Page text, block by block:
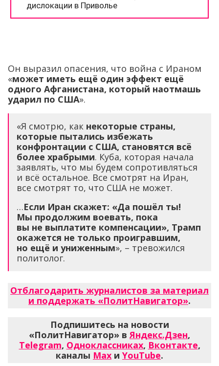
Он выразил опасения, что война с Ираном
«может иметь ещё один эффект ещё
одного Афганистана, который наотмашь
ударил по США».
«Я смотрю, как некоторые страны,
которые пытались избежать
конфронтации с США, становятся всё
более храбрыми. Куба, которая начала
заявлять, что мы будем сопротивляться
и всё остальное. Все смотрят на Иран,
все смотрят то, что США не может.
…Если Иран скажет: «Да пошёл ты!
Мы продолжим воевать, пока
вы не выплатите компенсации», Трамп
окажется не только проигравшим,
но ещё и униженным», – тревожился
политолог.
Отблагодарить журналистов за материал
и поддержать «ПолитНавигатор».
Подпишитесь на новости
«ПолитНавигатор» в Яндекс.Дзен,
Telegram, Одноклассниках, Вконтакте,
каналы Max и YouTube.